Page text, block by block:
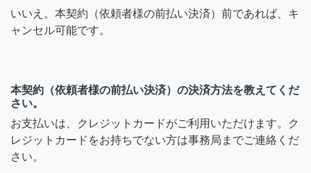
いいえ。本契約（依頼者様の前払い決済）前であれば、キ
ャンセル可能です。
本契約（依頼者様の前払い決済）の決済方法を教えてくだ
さい。
お支払いは、クレジットカードがご利用いただけます。ク
レジットカードをお持ちでない方は事務局までご連絡くだ
さい。